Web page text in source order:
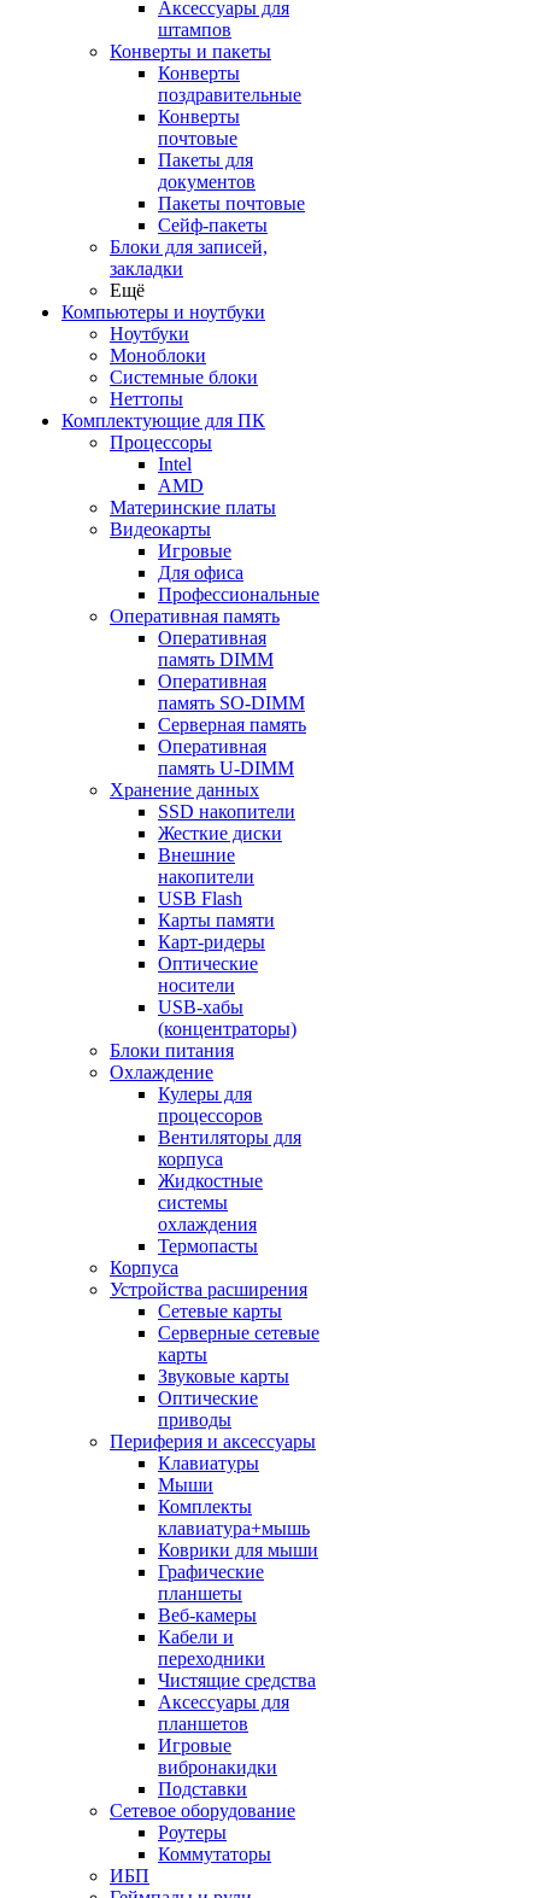
Аксессуары для
штампов
Конверты и пакеты
Конверты
поздравительные
Конверты
почтовые
Пакеты для
документов
Пакеты почтовые
Сейф-пакеты
Блоки для записей,
закладки
Ещё
Компьютеры и ноутбуки
Ноутбуки
Моноблоки
Системные блоки
Неттопы
Комплектующие для ПК
Процессоры
Intel
AMD
Материнские платы
Видеокарты
Игровые
Для офиса
Профессиональные
Оперативная память
Оперативная
память DIMM
Оперативная
память SO-DIMM
Серверная память
Оперативная
память U-DIMM
Хранение данных
SSD накопители
Жесткие диски
Внешние
накопители
USB Flash
Карты памяти
Карт-ридеры
Оптические
носители
USB-хабы
(концентраторы)
Блоки питания
Охлаждение
Кулеры для
процессоров
Вентиляторы для
корпуса
Жидкостные
системы
охлаждения
Термопасты
Корпуса
Устройства расширения
Сетевые карты
Серверные сетевые
карты
Звуковые карты
Оптические
приводы
Периферия и аксессуары
Клавиатуры
Мыши
Комплекты
клавиатура+мышь
Коврики для мыши
Графические
планшеты
Веб-камеры
Кабели и
переходники
Чистящие средства
Аксессуары для
планшетов
Игровые
вибронакидки
Подставки
Сетевое оборудование
Роутеры
Коммутаторы
ИБП